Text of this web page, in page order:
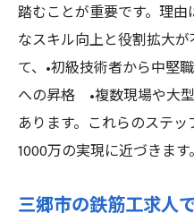
踏むことが重要です。理
なスキル向上と役割拡大
て、•初級技術者から中堅
への昇格 •複数現場や大
あります。これらのステ
1000万の実現に近づきます。
三郷市の鉄筋工求人